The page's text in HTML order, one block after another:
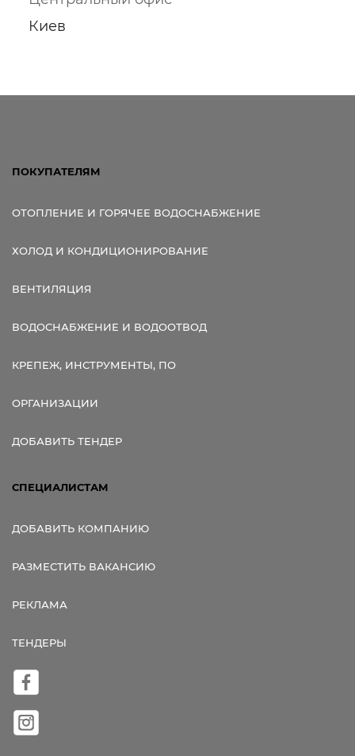
Киев
ПОКУПАТЕЛЯМ
ОТОПЛЕНИЕ И ГОРЯЧЕЕ ВОДОСНАБЖЕНИЕ
ХОЛОД И КОНДИЦИОНИРОВАНИЕ
ВЕНТИЛЯЦИЯ
ВОДОСНАБЖЕНИЕ И ВОДООТВОД
КРЕПЕЖ, ИНСТРУМЕНТЫ, ПО
ОРГАНИЗАЦИИ
ДОБАВИТЬ ТЕНДЕР
СПЕЦИАЛИСТАМ
ДОБАВИТЬ КОМПАНИЮ
РАЗМЕСТИТЬ ВАКАНСИЮ
РЕКЛАМА
ТЕНДЕРЫ